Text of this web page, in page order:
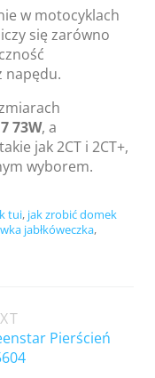
w motocyklach
się zarówno
napędu.
73W, a
jak 2CT i 2CT+,
wyborem.
tui, jak zrobić domek
jabłkóweczka,
Pierścień